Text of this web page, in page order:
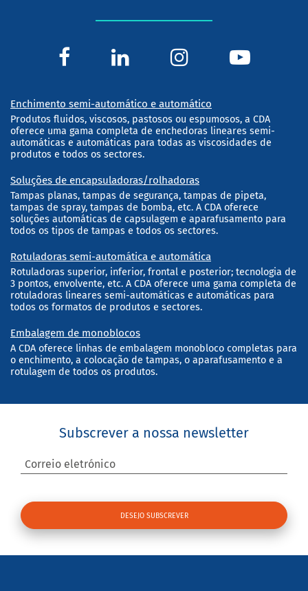
Enchimento semi-automático e automático
Produtos fluidos, viscosos, pastosos ou espumosos, a CDA
oferece uma gama completa de enchedoras lineares semi-
automáticas e automáticas para todas as viscosidades de
produtos e todos os sectores.
Soluções de encapsuladoras/rolhadoras
Tampas planas, tampas de segurança, tampas de pipeta,
tampas de spray, tampas de bomba, etc. A CDA oferece
soluções automáticas de capsulagem e aparafusamento para
todos os tipos de tampas e todos os sectores.
Rotuladoras semi-automática e automática
Rotuladoras superior, inferior, frontal e posterior; tecnologia de
3 pontos, envolvente, etc. A CDA oferece uma gama completa de
rotuladoras lineares semi-automáticas e automáticas para
todos os formatos de produtos e sectores.
Embalagem de monoblocos
A CDA oferece linhas de embalagem monobloco completas para
o enchimento, a colocação de tampas, o aparafusamento e a
rotulagem de todos os produtos.
Subscrever a nossa newsletter
Correio eletrónico